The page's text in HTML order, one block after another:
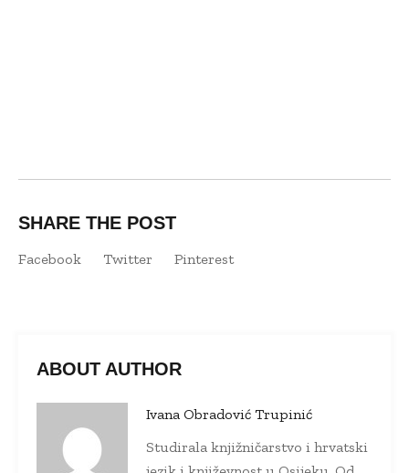
SHARE THE POST
Facebook Twitter Pinterest
ABOUT AUTHOR
Ivana Obradović Trupinić
Studirala knjižničarstvo i hrvatski